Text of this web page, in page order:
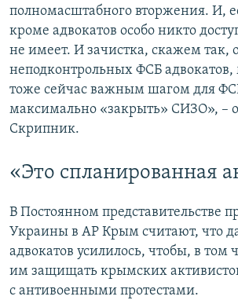
полномасштабного вторжения. И,
кроме адвокатов особо никто
не имеет. И зачистка, скажем так,
неподконтрольных ФСБ
тоже сейчас важным шагом для
максимально «закрыть» СИЗО»‎, –
Скрипник.
«Это спланированная
В Постоянном представительстве
Украины в АР Крым считают, что
адвокатов усилилось, чтобы, в том
им защищать крымских
с антивоенными протестами.